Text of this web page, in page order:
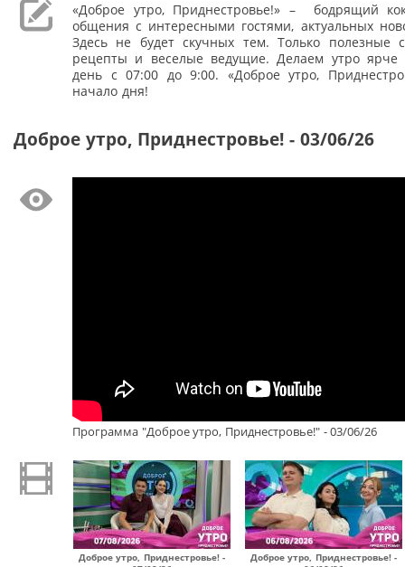
«Доброе утро, Приднестровье!» – бодрящий
общения с интересными гостями, актуальных
Здесь не будет скучных тем. Только полезные
рецепты и веселые ведущие. Делаем утро ярче
день с 07:00 до 9:00. «Доброе утро,
начало дня!
Доброе утро, Приднестровье! - 03/06/26
Программа "Доброе утро, Приднестровье!" - 03/06/26
Доброе утро, Приднестровье! -
Доброе утро, Приднестровье! -